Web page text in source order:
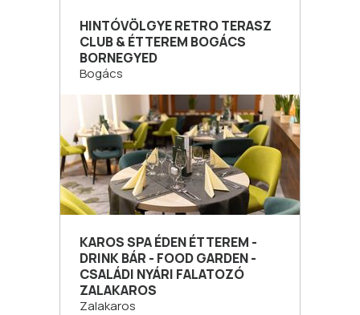
HINTÓVÖLGYE RETRO TERASZ
CLUB & ÉTTEREM BOGÁCS
BORNEGYED
Bogács
KAROS SPA ÉDEN ÉTTEREM -
DRINK BÁR - FOOD GARDEN -
CSALÁDI NYÁRI FALATOZÓ
ZALAKAROS
Zalakaros